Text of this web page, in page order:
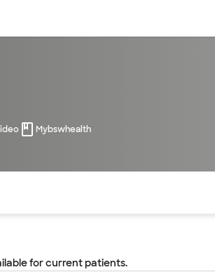
Mybswhealth
for current patients.